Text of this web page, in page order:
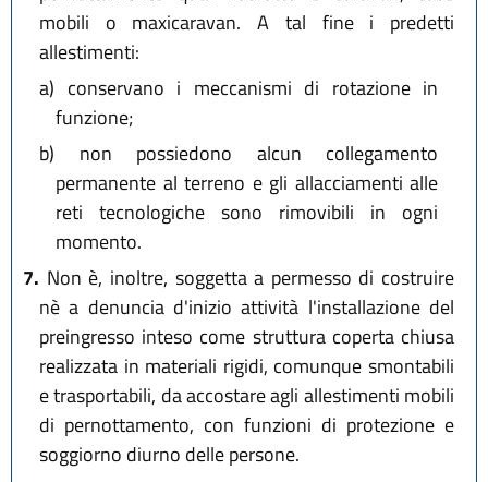
mobili o maxicaravan. A tal fine i predetti
allestimenti:
a) conservano i meccanismi di rotazione in
funzione;
b) non possiedono alcun collegamento
permanente al terreno e gli allacciamenti alle
reti tecnologiche sono rimovibili in ogni
momento.
7. Non è, inoltre, soggetta a permesso di costruire
nè a denuncia d'inizio attività l'installazione del
preingresso inteso come struttura coperta chiusa
realizzata in materiali rigidi, comunque smontabili
e trasportabili, da accostare agli allestimenti mobili
di pernottamento, con funzioni di protezione e
soggiorno diurno delle persone.